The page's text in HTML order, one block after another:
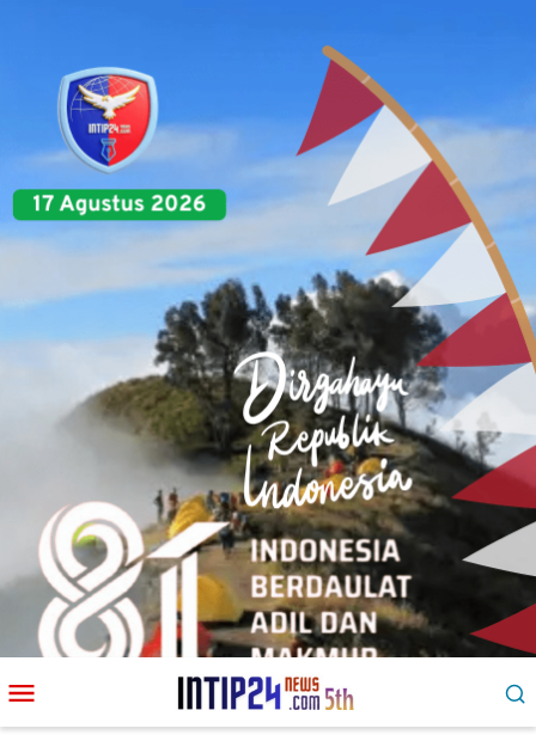
ke
kontenMobile